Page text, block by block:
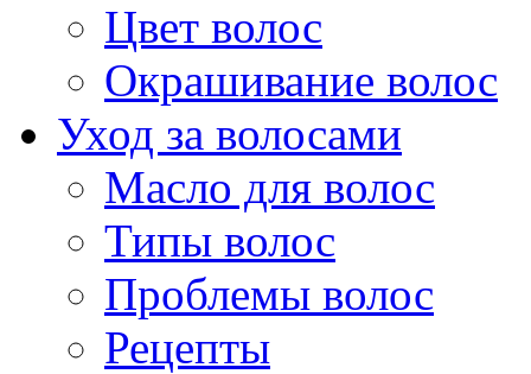
Цвет волос
Окрашивание волос
Уход за волосами
Масло для волос
Типы волос
Проблемы волос
Рецепты